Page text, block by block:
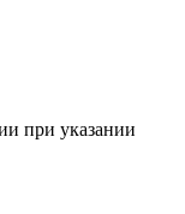
при указании